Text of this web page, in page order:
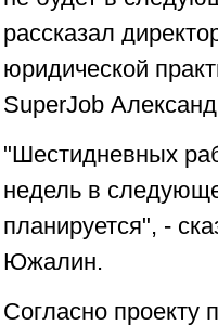
рассказал
юридической
SuperJob
"Шестидневных
недель в
планируется", -
Южалин.
Согласно проекту